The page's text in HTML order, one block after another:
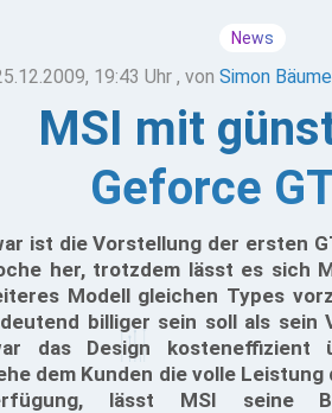
News
19:43 Uhr , vonSimon
MSI mit
Geforce
ist die Vorstellung der ersten
her, trotzdem lässt es sich
Modell gleichen Types
billiger sein soll als sein
das Design kosteneffizient
dem Kunden die volle Leistung
lässt MSI seine